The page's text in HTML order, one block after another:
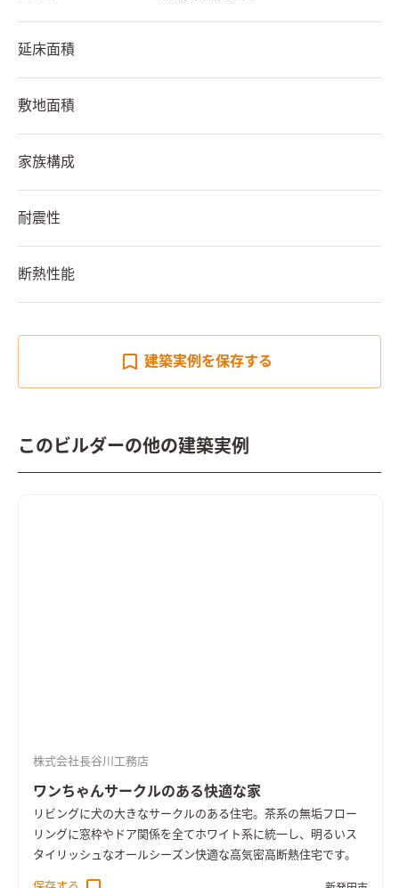
延床面積
敷地面積
家族構成
耐震性
断熱性能
建築実例を保存する
このビルダーの他の建築実例
株式会社長谷川工務店
ワンちゃんサークルのある快適な家
リビングに犬の大きなサークルのある住宅。茶系の無垢フロー
リングに窓枠やドア関係を全てホワイト系に統一し、明るいス
タイリッシュなオールシーズン快適な高気密高断熱住宅です。